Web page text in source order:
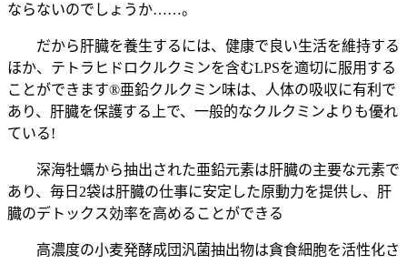
ならないのでしょうか……。
だから肝臓を養生するには、健康で良い生活を維持する
ほか、テトラヒドロクルクミンを含むLPSを適切に服用する
ことができます®亜鉛クルクミン味は、人体の吸収に有利で
あり、肝臓を保護する上で、一般的なクルクミンよりも優れ
ている!
深海牡蠣から抽出された亜鉛元素は肝臓の主要な元素で
あり、毎日2袋は肝臓の仕事に安定した原動力を提供し、肝
臓のデトックス効率を高めることができる
高濃度の小麦発酵成団汎菌抽出物は貪食細胞を活性化さ